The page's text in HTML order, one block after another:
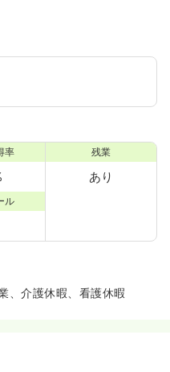
率 残業
あり
ル
、介護休暇、看護休暇